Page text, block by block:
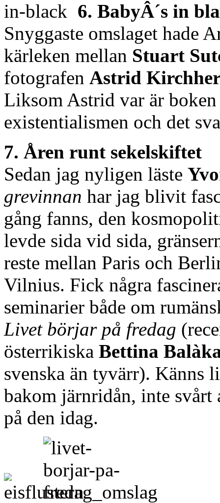
6. BabyÂ´s in
Snyggaste omslaget hade
kärleken mellan Stuart
fotografen Astrid
Liksom Astrid var är
existentialismen och det
7. Åren runt sekelskiftet
Sedan jag nyligen läste
grevinnan har jag blivit
gång fanns, den
levde sida vid sida,
reste mellan Paris och
Vilnius. Fick några
seminarier både om
Livet börjar på fredag
österrikiska Bettina
svenska än tyvärr). Känns
bakom järnridån, inte
på den idag.